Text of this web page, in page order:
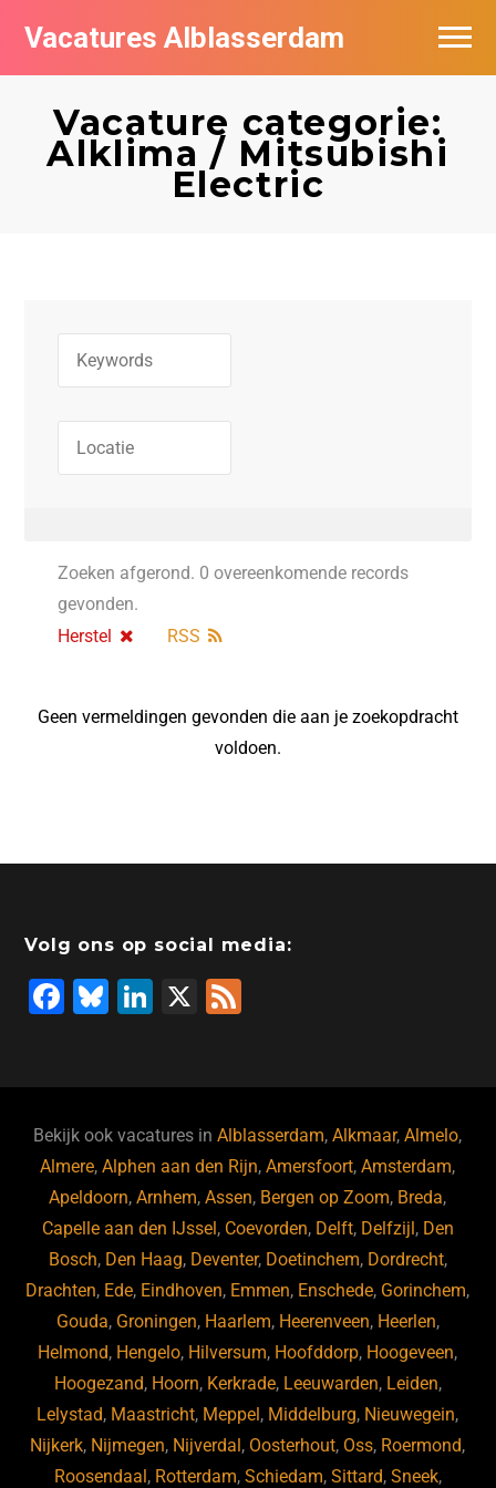
Vacatures Alblasserdam
Vacature categorie:
Alklima / Mitsubishi
Electric
Zoeken afgerond. 0 overeenkomende records
gevonden.
Herstel
RSS
Geen vermeldingen gevonden die aan je zoekopdracht
voldoen.
Volg ons op social media:
F
b
o
o
k
Bl
ky
Li
dI
n
X
Bekijk ook vacatures inAlblasserdam,Alkmaar,Almelo,
Almere,Alphen aan den Rijn,Amersfoort,Amsterdam,
Apeldoorn,Arnhem,Assen, Bergen op Zoom, Breda,
Capelle aan den IJssel , Coevorden, Delft, Delfzijl , Den
Bosch, Den Haag, Deventer, Doetinchem, Dordrecht,
Drachten, Ede, Eindhoven, Emmen, Enschede, Gorinchem,
Gouda, Groningen, Haarlem, Heerenveen, Heerlen,
Helmond, Hengelo, Hilversum, Hoofddorp, Hoogeveen,
Hoogezand, Hoorn, Kerkrade, Leeuwarden, Leiden,
Lelystad, Maastricht, Meppel , Middelburg, Nieuwegein,
Nijkerk, Nijmegen, Nijverdal , Oosterhout, Oss, Roermond,
Roosendaal , Rotterdam, Schiedam, Sittard, Sneek,
Vacatures per bedrijf in Alblasserdam
De populairste vacatures in Alblasserdam